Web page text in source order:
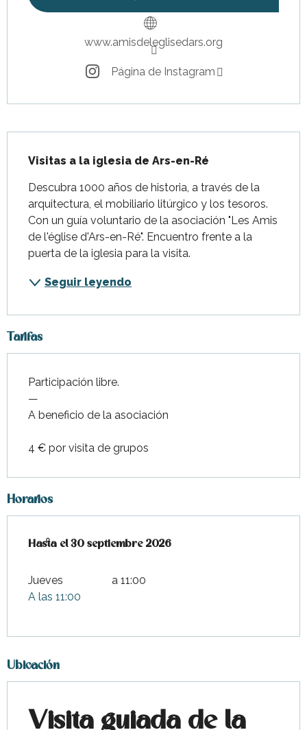
www.amisdeleglisedars.org
Página de Instagram
Visitas a la iglesia de Ars-en-Ré
Descubra 1000 años de historia, a través de la
arquitectura, el mobiliario litúrgico y los tesoros.
Con un guía voluntario de la asociación "Les Amis
de l'église d'Ars-en-Ré". Encuentro frente a la
puerta de la iglesia para la visita.
Seguir leyendo
Tarifas
Participación libre.
—
A beneficio de la asociación
4 € por visita de grupos
Horarios
Del1 junio 2026al30 septiembre 2026
Hasta el30 septiembre 2026
Jueves
a 11:00
A las 11:00
Ubicación
Visita guiada de la